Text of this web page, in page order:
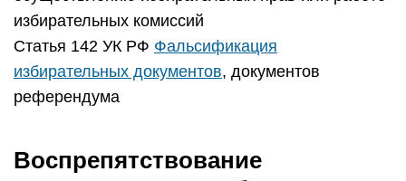
избирательных комиссий
Статья 142 УК РФ Фальсификация
избирательных документов, документов
референдума
Воспрепятствование